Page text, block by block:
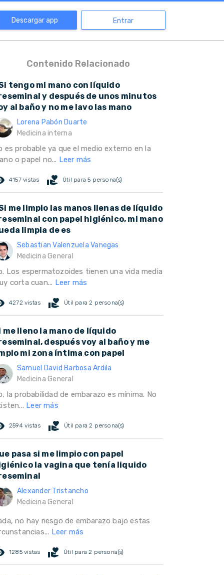
Descargar app Entrar
Contenido Relacionado
tengo mi mano con líquido
y después de unos minutos
al baño y no me lavo las mano
Lorena Pabón Duarte
Medicina interna
es probable ya que el medio externo en la
o papel no... Leer más
4157 vistas volunteer_activism Útil para 5 persona(s)
me limpio las manos llenas de líquido
con papel higiénico, mi mano
limpia de es
Sebastian Valenzuela Vanegas
Medicina General
Los espermatozoides tienen una vida media
corta cuan... Leer más
4272 vistas volunteer_activism Útil para 2 persona(s)
me lleno la mano de líquido
después voy al baño y me
mi zona íntima con papel
Samuel David Barbosa Ardila
Medicina General
la probabilidad de embarazo es mínima. No
Leer más
2594 vistas volunteer_activism Útil para 2 persona(s)
pasa si me limpio con papel
la vagina que tenía liquido
Alexander Tristancho
Medicina General
no hay riesgo de embarazo bajo estas
Leer más
1285 vistas volunteer_activism Útil para 2 persona(s)